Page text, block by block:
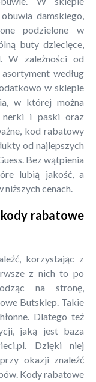
damskiego,
podzielone w
buty dziecięce,
W zależności od
według
w sklepie
w której można
nerki i paski oraz
kod rabatowy
od najlepszych
Bez wątpienia
lubią jakość, a
niższych cenach.
rabatowe
korzystając z
z nich to po
na stronę,
Butsklep. Takie
Dlatego też
jaką jest baza
Dzięki niej
okazji znaleźć
Kody rabatowe